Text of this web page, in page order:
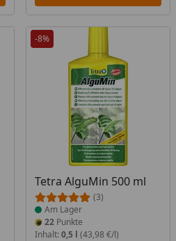
-8%
Tetra AlguMin 500 ml
(3)
Produkt am Lager
Am Lager
22Punkte
Inhalt: 0,5 l (43,98 €/l)